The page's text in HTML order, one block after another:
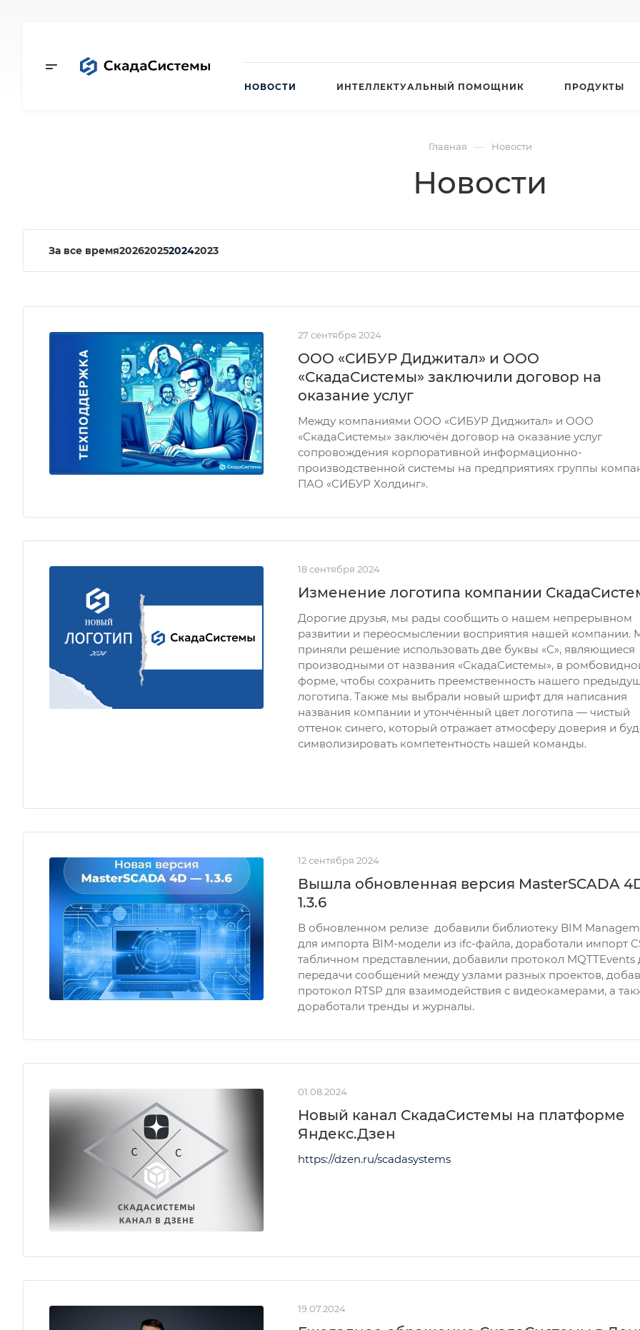
НОВОСТИ ИНТЕЛЛЕКТУАЛЬНЫЙ ПОМОЩНИК ПРОДУКТЫ
Главная — Новости
Новости
За все время2026202520242023
27 сентября 2024
ООО «СИБУР Диджитал» и ООО
«СкадаСистемы» заключили договор на
оказание услуг
Между компаниями ООО «СИБУР Диджитал» и ООО
«СкадаСистемы» заключён договор на оказание услуг
сопровождения корпоративной информационно-
производственной системы на предприятиях группы
ПАО «СИБУР Холдинг».
18 сентября 2024
Изменение логотипа компании
Дорогие друзья, мы рады сообщить о нашем непрерывном
развитии и переосмыслении восприятия нашей компании.
приняли решение использовать две буквы «С», являющиеся
производными от названия «СкадаСистемы», в
форме, чтобы сохранить преемственность нашего
логотипа. Также мы выбрали новый шрифт для написания
названия компании и утончённый цвет логотипа — чистый
оттенок синего, который отражает атмосферу доверия и
символизировать компетентность нашей команды.
12 сентября 2024
Вышла обновленная версия MasterSCADA
1.3.6
В обновленном релизе добавили библиотеку BIM
для импорта BIM-модели из ifc-файла, доработали импорт
табличном представлении, добавили протокол MQTTEvents
передачи сообщений между узлами разных проектов,
протокол RTSP для взаимодействия с видеокамерами, а
доработали тренды и журналы.
01.08.2024
Новый канал СкадаСистемы на платформе
Яндекс.Дзен
https://dzen.ru/scadasystems
19.07.2024